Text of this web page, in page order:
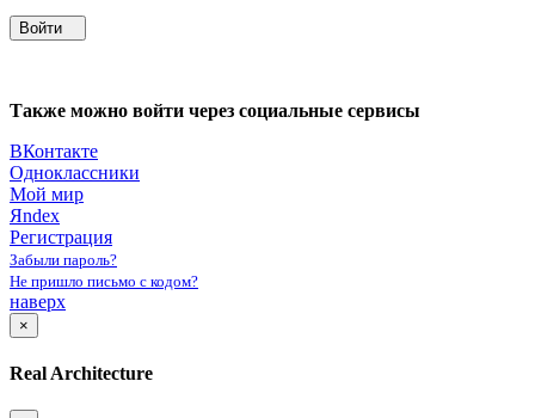
Войти
Также можно войти через социальные сервисы
ВКонтакте
Одноклассники
Мой мир
Яndex
Регистрация
Забыли пароль?
Не пришло письмо с кодом?
наверх
×
Real Architecture